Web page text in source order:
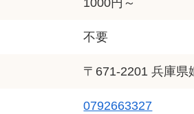
1000円～
不要
〒671-2201 兵庫県
0792663327